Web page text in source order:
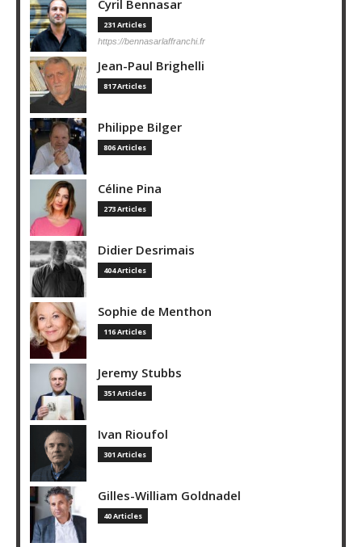
Cyril Bennasar
231 Articles
https://bennasarlaffranchi.fr
Jean-Paul Brighelli
817 Articles
Philippe Bilger
806 Articles
Céline Pina
273 Articles
Didier Desrimais
404 Articles
Sophie de Menthon
116 Articles
Jeremy Stubbs
351 Articles
Ivan Rioufol
301 Articles
Gilles-William Goldnadel
40 Articles